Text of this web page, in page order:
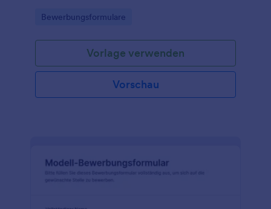
Marken, die Talente zentral sichten und verwalten
Go to Category:
Bewerbungsformulare
Vorlage verwenden
Vorschau